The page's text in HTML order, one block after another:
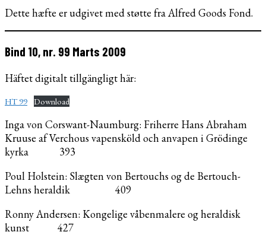
Dette hæfte er udgivet med støtte fra Alfred Goods Fond.
Bind 10, nr. 99 Marts 2009
Häftet digitalt tillgängligt här:
HT 99 Download
Inga von Corswant-Naumburg: Friherre Hans Abraham
Kruuse af Verchous vapensköld och anvapen i Grödinge
kyrka 393
Poul Holstein: Slægten von Bertouchs og de Bertouch-
Lehns heraldik 409
Ronny Andersen: Kongelige våbenmalere og heraldisk
kunst 427